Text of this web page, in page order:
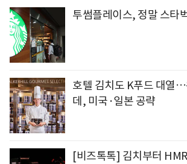
투썸플레이스, 정말 스타
호텔 김치도 K푸드 대열
데, 미국·일본 공략
[비즈톡톡] 김치부터